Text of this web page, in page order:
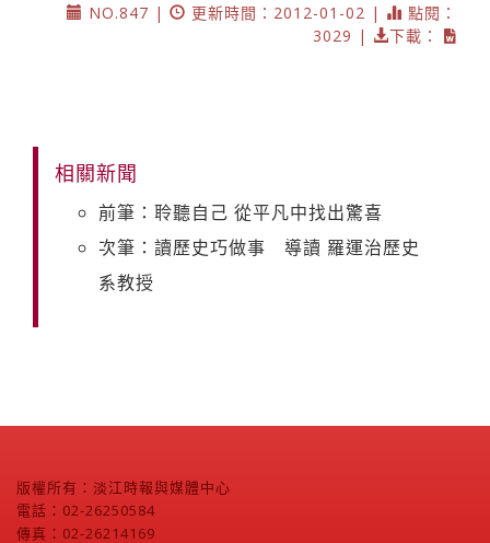
NO.847 |
更新時間：2012-01-02 |
點閱：
3029 |
下載：
相關新聞
前筆：聆聽自己 從平凡中找出驚喜
次筆：讀歷史巧做事 導讀 羅運治歷史
系教授
版權所有：淡江時報與媒體中心
電話：02-26250584
傳真：02-26214169